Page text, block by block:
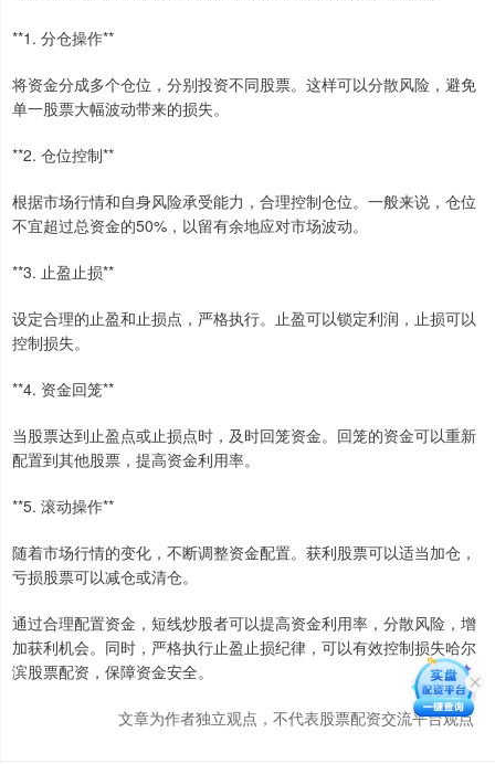
**1. 分仓操作**
将资金分成多个仓位，分别投资不同股票。这样可以分散风险，避免
单一股票大幅波动带来的损失。
**2. 仓位控制**
根据市场行情和自身风险承受能力，合理控制仓位。一般来说，仓位
不宜超过总资金的50%，以留有余地应对市场波动。
**3. 止盈止损**
设定合理的止盈和止损点，严格执行。止盈可以锁定利润，止损可以
控制损失。
**4. 资金回笼**
当股票达到止盈点或止损点时，及时回笼资金。回笼的资金可以重新
配置到其他股票，提高资金利用率。
**5. 滚动操作**
随着市场行情的变化，不断调整资金配置。获利股票可以适当加仓，
亏损股票可以减仓或清仓。
通过合理配置资金，短线炒股者可以提高资金利用率，分散风险，增
加获利机会。同时，严格执行止盈止损纪律，可以有效控制损失哈尔
滨股票配资，保障资金安全。
文章为作者独立观点，不代表股票配资交流平台观点